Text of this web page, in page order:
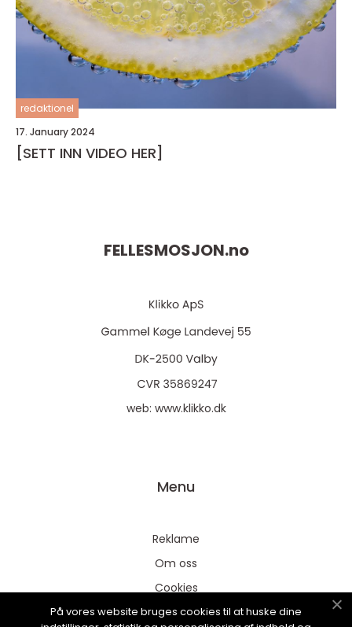
redaktionel
17. January 2024
[SETT INN VIDEO HER]
FELLESMOSJON.no
web: www.klikko.dk
Menu
Reklame
Om oss
Cookies
Kontakt Oss
På vores website bruges cookies til at huske dine